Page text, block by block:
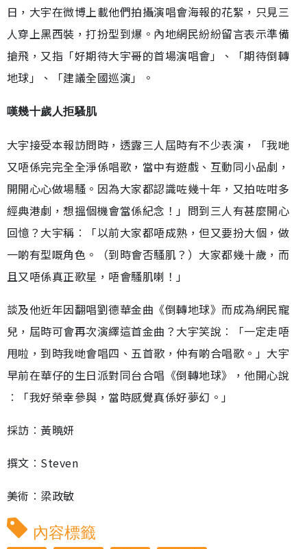
日，大宇在微博上載他們拍攝演唱會海報的花絮，只見三
人穿上黑西裝，打扮型到爆。內地網民紛紛留言表示準備
搶飛，又指「好期待大宇哥的首場演唱會」、「期待倒轉
地球」、「建議全國巡演」。
嘆幾十歲人拒騷肌
大宇接受本報訪問時，透露三人屆時有不少表演，「我哋
又唔係完完全全淨係唱歌，當中有遊戲、互動同小品劇，
開開心心做場騷。因為大家都認識咗幾十年，又拍咗咁多
經典港劇，想搵個機會當係紀念！」問到三人有甚麼開心
回憶？大宇稱︰「以前大家都唔成熟，但又要扮大個，做
一啲有型嘅角色。（到時會否騷肌？）大家都幾十歲，而
且又唔係真正歌星，唔會騷肌喇！」
談及他近年因翻唱劉德華金曲《倒轉地球》而成為網民寵
兒，屆時可會再次演繹這首金曲？大宇笑說︰「一定走唔
甩啦，到時我哋會唱四、五首歌，仲有啲合唱歌。」大宇
早前在華仔的生日派對同台合唱《倒轉地球》，他開心說
︰「我好榮幸參與，當時感覺真係好夢幻。」
採訪︰黃曉妍
撰文︰Steven
美術︰梁政敏
內容標籤